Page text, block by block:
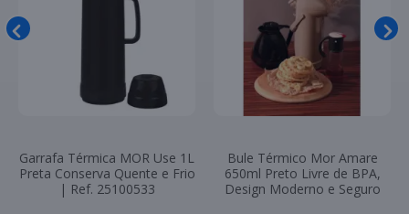
Garrafa Térmica MOR Use 1L
Preta Conserva Quente e Frio
| Ref. 25100533
Bule Térmico Mor Amare
650ml Preto Livre de BPA,
Design Moderno e Seguro